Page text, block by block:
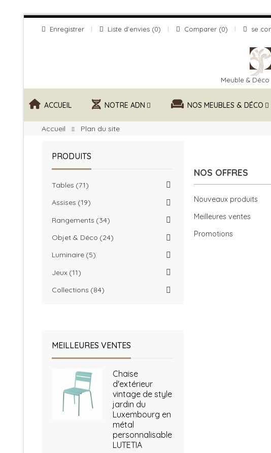
Enregistrer Liste d'envies 0 Comparer 0 se
Meuble &
ACCUEIL NOTRE ADN NOS MEUBLES & DÉCO
Accueil Plan du site
PRODUITS
Tables
71
Assises 19
Rangements
34
Objet & Déco
24
Luminaire 5
Jeux 11
Collections
84
MEILLEURES VENTES
Chaise
d'extérieur
vintage de style
jardin du
Luxembourg en
métal
personnalisable
LUTETIA
NOS OFFRES
Nouveaux produits
Meilleures ventes
Promotions